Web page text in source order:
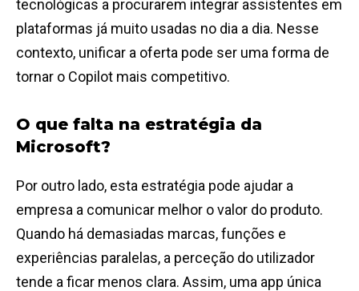
tecnológicas a procurarem integrar assistentes em
plataformas já muito usadas no dia a dia. Nesse
contexto, unificar a oferta pode ser uma forma de
tornar o Copilot mais competitivo.
O que falta na estratégia da
Microsoft?
Por outro lado, esta estratégia pode ajudar a
empresa a comunicar melhor o valor do produto.
Quando há demasiadas marcas, funções e
experiências paralelas, a perceção do utilizador
tende a ficar menos clara. Assim, uma app única